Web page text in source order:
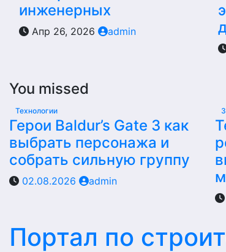
инженерных
Апр 26, 2026 admin
You missed
Технологии
Герои Baldur’s Gate 3 как
выбрать персонажа и
собрать сильную группу
02.08.2026 admin
Портал по